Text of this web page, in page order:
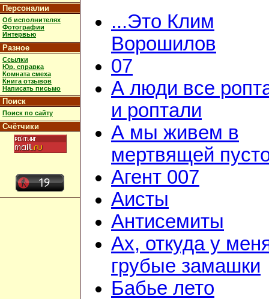
Персоналии
Об исполнителях
Фотографии
Интервью
Разное
Ссылки
Юр. справка
Комната смеха
Книга отзывов
Написать письмо
Поиск
Поиск по сайту
Счётчики
...Это Клим
Ворошилов
07
А люди все
и роптали
А мы живем в
мертвящей
Агент 007
Аисты
Антисемиты
Ах, откуда у
грубые замашки
Бабье лето